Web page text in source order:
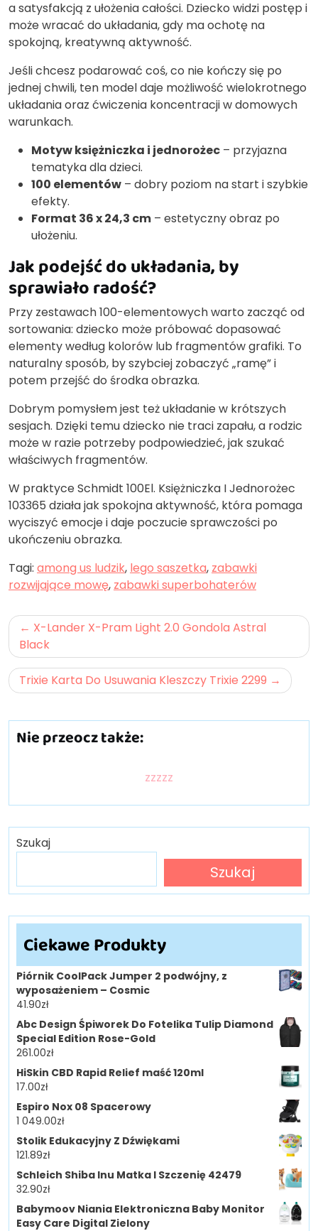
a satysfakcją z ułożenia całości. Dziecko widzi postęp i
może wracać do układania, gdy ma ochotę na
spokojną, kreatywną aktywność.
Jeśli chcesz podarować coś, co nie kończy się po
jednej chwili, ten model daje możliwość wielokrotnego
układania oraz ćwiczenia koncentracji w domowych
warunkach.
Motyw księżniczka i jednorożec – przyjazna
tematyka dla dzieci.
100 elementów – dobry poziom na start i szybkie
efekty.
Format 36 x 24,3 cm – estetyczny obraz po
ułożeniu.
Jak podejść do układania, by
sprawiało radość?
Przy zestawach 100-elementowych warto zacząć od
sortowania: dziecko może próbować dopasować
elementy według kolorów lub fragmentów grafiki. To
naturalny sposób, by szybciej zobaczyć „ramę” i
potem przejść do środka obrazka.
Dobrym pomysłem jest też układanie w krótszych
sesjach. Dzięki temu dziecko nie traci zapału, a rodzic
może w razie potrzeby podpowiedzieć, jak szukać
właściwych fragmentów.
W praktyce Schmidt 100El. Księżniczka I Jednorożec
103365 działa jak spokojna aktywność, która pomaga
wyciszyć emocje i daje poczucie sprawczości po
ukończeniu obrazka.
Tagi: among us ludzik, lego saszetka, zabawki
rozwijające mowę, zabawki superbohaterów
Nawigacja
wpisu
X-Lander X-Pram Light 2.0 Gondola Astral
Black
Trixie Karta Do Usuwania Kleszczy Trixie 2299
Nie przeocz także:
zzzzz
Szukaj
Szukaj
Ciekawe Produkty
Piórnik CoolPack Jumper 2 podwójny, z
wyposażeniem – Cosmic
41.90zł
Abc Design Śpiworek Do Fotelika Tulip Diamond
Special Edition Rose-Gold
261.00zł
HiSkin CBD Rapid Relief maść 120ml
17.00zł
Espiro Nox 08 Spacerowy
1 049.00zł
Stolik Edukacyjny Z Dźwiękami
121.89zł
Schleich Shiba Inu Matka I Szczenię 42479
32.90zł
Babymoov Niania Elektroniczna Baby Monitor
Easy Care Digital Zielony